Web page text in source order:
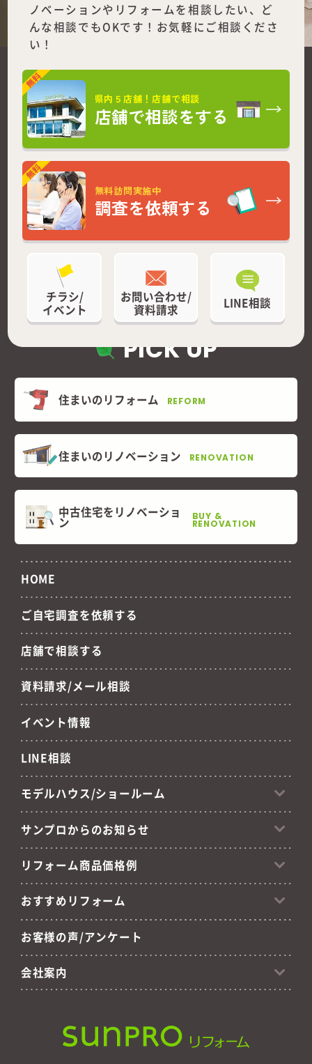
ノベーションやリフォームを相談したい、ど
んな相談でもOKです！お気軽にご相談くださ
い！
県内５店舗！店舗で相談
店舗で相談をする
無料訪問実施中
調査を依頼する
チラシ/
イベント
お問い合わせ/
資料請求
LINE相談
PICK UP
住まいのリフォーム REFORM
住まいのリノベーション RENOVATION
中古住宅をリノベーショ
ン BUY &
RENOVATION
HOME
ご自宅調査を依頼する
店舗で相談する
資料請求/メール相談
イベント情報
LINE相談
モデルハウス/ショールーム
サンプロからのお知らせ
リフォーム商品価格例
おすすめリフォーム
お客様の声/アンケート
会社案内